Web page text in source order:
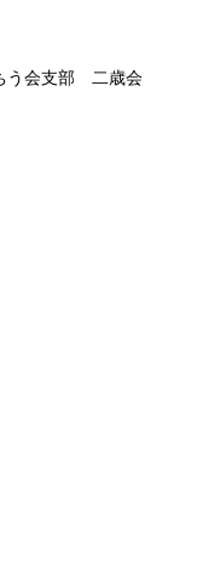
う会支部 二歳会